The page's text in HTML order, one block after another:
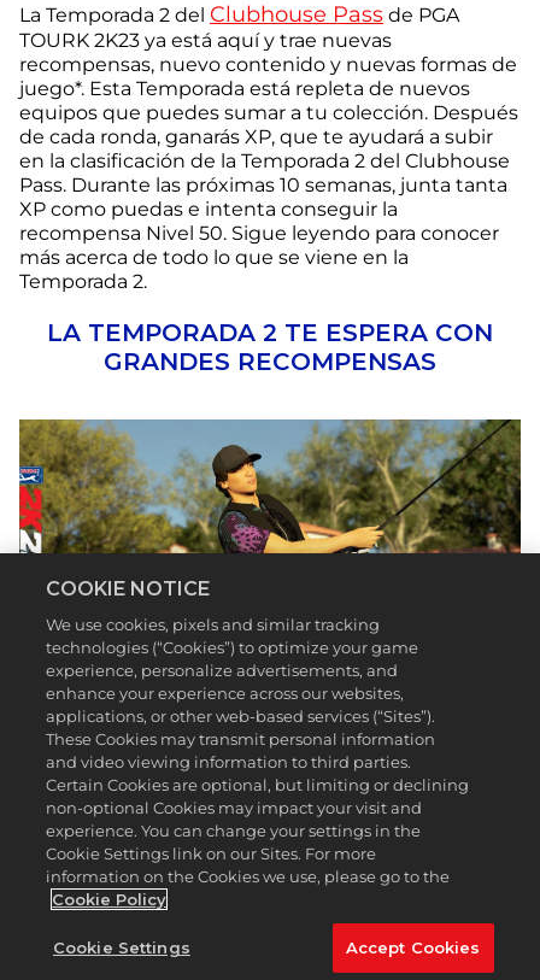
La Temporada 2 del Clubhouse Pass de PGA
TOURK 2K23 ya está aquí y trae nuevas
recompensas, nuevo contenido y nuevas formas de
juego*. Esta Temporada está repleta de nuevos
equipos que puedes sumar a tu colección. Después
de cada ronda, ganarás XP, que te ayudará a subir
en la clasificación de la Temporada 2 del Clubhouse
Pass. Durante las próximas 10 semanas, junta tanta
XP como puedas e intenta conseguir la
recompensa Nivel 50. Sigue leyendo para conocer
más acerca de todo lo que se viene en la
Temporada 2.
LA TEMPORADA 2 TE ESPERA CON
GRANDES RECOMPENSAS
La Temporada 2 de PGA TOURK 2K23 llega a lo
grande con nuevas recompensas, incluido uno de
los drivers más famosos de Callaway. Esta
Temporada, las personas con Pase Premium y
Premium Plus tendrán la oportunidad de ganar
ropa y equipo de Under Armour y Callaway en cada
nivel. ¡Disponible hasta el 24 de marzo de 2023!
Compra la opción Premium o Premium Plus del
Clubhouse Pass para la Temporada 2 y obtén, al
COOKIE NOTICE
We use cookies, pixels and similar tracking
technologies (“Cookies”) to optimize your game
experience, personalize advertisements, and
enhance your experience across our websites,
applications, or other web-based services (“Sites”).
These Cookies may transmit personal information
and video viewing information to third parties.
Certain Cookies are optional, but limiting or declining
non-optional Cookies may impact your visit and
experience. You can change your settings in the
Cookie Settings link on our Sites. For more
information on the Cookies we use, please go to the
Cookie Policy
Cookie Settings Accept Cookies